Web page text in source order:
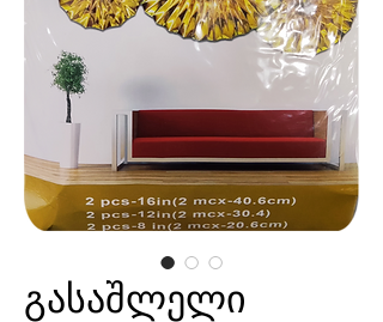
გასაშლელი